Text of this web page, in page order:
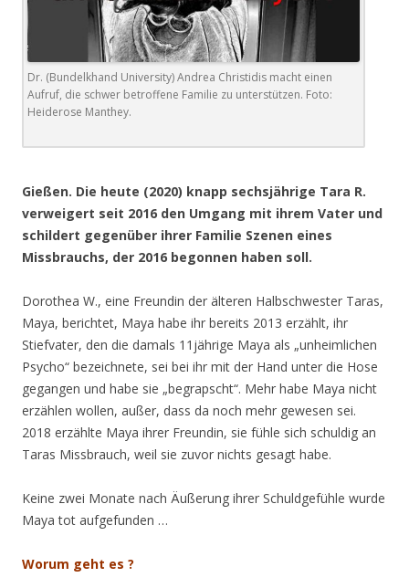
Dr. (Bundelkhand University) Andrea Christidis macht einen
Aufruf, die schwer betroffene Familie zu unterstützen. Foto:
Heiderose Manthey.
Gießen. Die heute (2020) knapp sechsjährige Tara R.
verweigert seit 2016 den Umgang mit ihrem Vater und
schildert gegenüber ihrer Familie Szenen eines
Missbrauchs, der 2016 begonnen haben soll.
Dorothea W., eine Freundin der älteren Halbschwester Taras,
Maya, berichtet, Maya habe ihr bereits 2013 erzählt, ihr
Stiefvater, den die damals 11jährige Maya als „unheimlichen
Psycho“ bezeichnete, sei bei ihr mit der Hand unter die Hose
gegangen und habe sie „begrapscht“. Mehr habe Maya nicht
erzählen wollen, außer, dass da noch mehr gewesen sei.
2018 erzählte Maya ihrer Freundin, sie fühle sich schuldig an
Taras Missbrauch, weil sie zuvor nichts gesagt habe.
Keine zwei Monate nach Äußerung ihrer Schuldgefühle wurde
Maya tot aufgefunden …
Worum geht es ?